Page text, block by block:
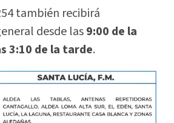
también recibirá
desde las9:00 de la
3:10 de la tarde.